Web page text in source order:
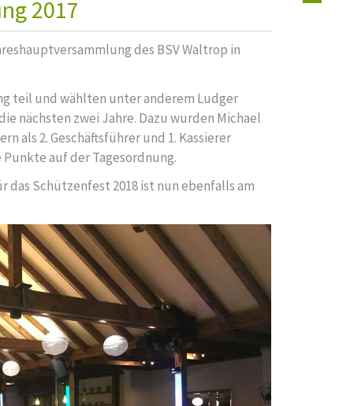
2017
des BSV Waltrop in
teil und wählten unter anderem Ludger
nächsten zwei Jahre. Dazu wurden Michael
als 2. Geschäftsführer und 1. Kassierer
auf der Tagesordnung.
das Schützenfest 2018 ist nun ebenfalls am